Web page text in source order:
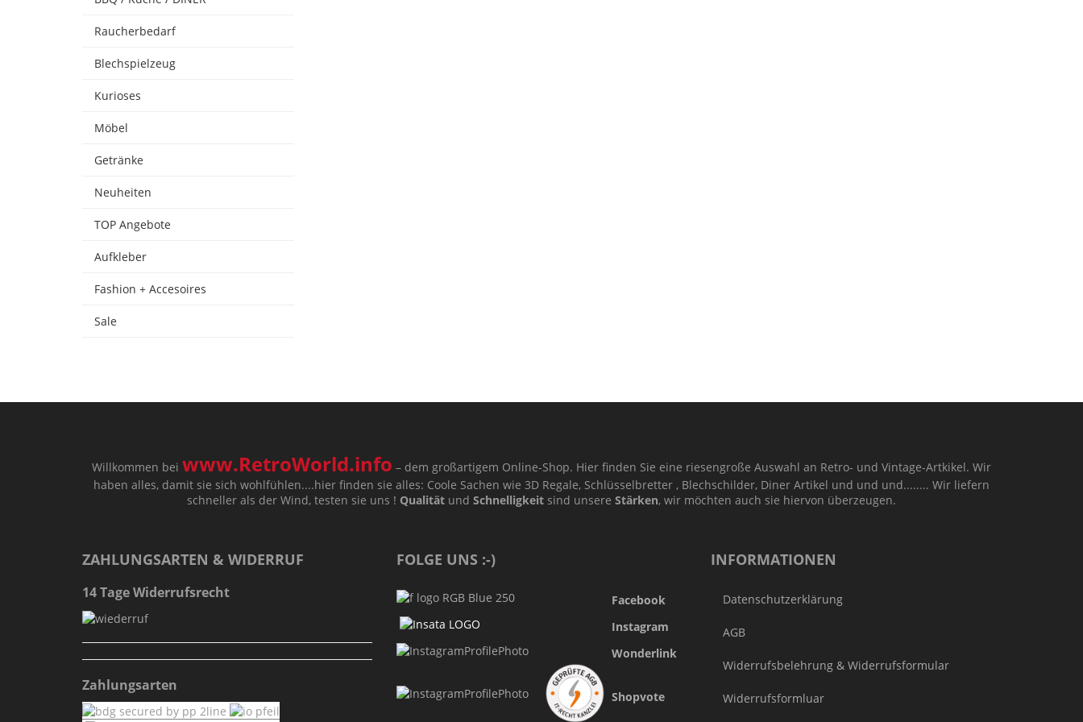
Raucherbedarf
Blechspielzeug
Kurioses
Möbel
Getränke
Neuheiten
TOP Angebote
Aufkleber
Fashion + Accesoires
Sale
Willkommen bei www.RetroWorld.info – dem großartigem Online-Shop. Hier finden Sie eine riesengroße Auswahl an Retro- und Vintage-Artkikel. Wir
haben alles, damit sie sich wohlfühlen....hier finden sie alles: Coole Sachen wie 3D Regale, Schlüsselbretter , Blechschilder, Diner Artikel und und und........ Wir liefern
schneller als der Wind, testen sie uns ! Qualität und Schnelligkeit sind unsere Stärken, wir möchten auch sie hiervon überzeugen.
ZAHLUNGSARTEN & WIDERRUF
14 Tage Widerrufsrecht
Zahlungsarten
FOLGE UNS :-)
Facebook
Instagram
Wonderlink
Shopvote
INFORMATIONEN
Datenschutzerklärung
AGB
Widerrufsbelehrung & Widerrufsformular
Widerrufsformluar